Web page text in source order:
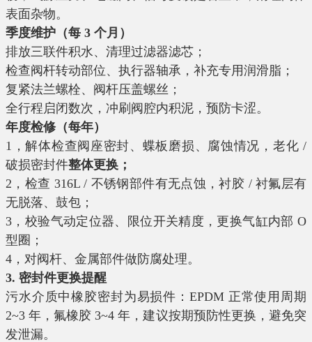
表面杂物。
季度维护（每 3 个月）
排放三联件积水、清理过滤器滤芯；
检查阀杆转动部位、执行器轴承，补充专用润滑脂；
复紧法兰螺栓、阀杆压盖螺丝；
全行程启闭数次，冲刷阀腔内积泥，预防卡涩。
年度检修（每年）
1，解体检查阀座密封、蝶板磨损、腐蚀情况，老化 /
破损密封件整体更换；
2，检查 316L / 不锈钢部件有无点蚀，衬胶 / 衬氟层有
无脱落、鼓包；
3，校验气动定位器、限位开关精度，更换气缸内部 O
型圈；
4，对阀杆、金属部件做防腐处理。
3. 密封件更换提醒
污水介质中橡胶密封为易损件：EPDM 正常使用周期
2~3 年，氟橡胶 3~4 年，建议按期预防性更换，避免突
发泄漏。